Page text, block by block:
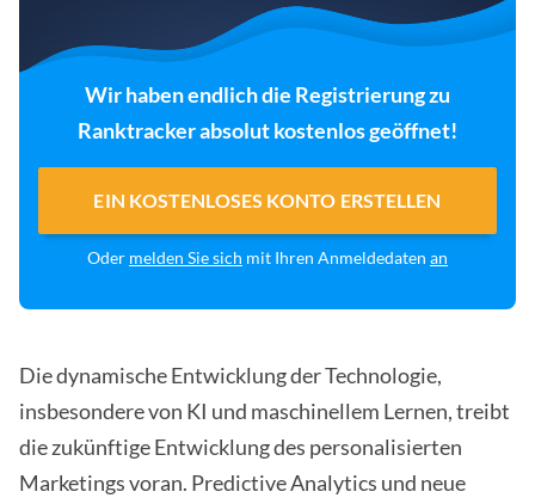
Wir haben endlich die Registrierung zu
Ranktracker absolut kostenlos geöffnet!
EIN KOSTENLOSES KONTO ERSTELLEN
Oder melden Sie sich mit Ihren Anmeldedaten an
Die dynamische Entwicklung der Technologie,
insbesondere von KI und maschinellem Lernen, treibt
die zukünftige Entwicklung des personalisierten
Marketings voran. Predictive Analytics und neue